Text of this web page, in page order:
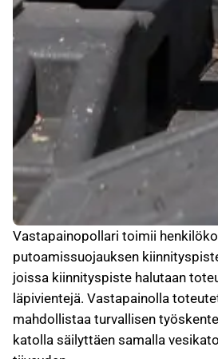
Vastapainopollari toimii
putoamissuojauksen
joissa kiinnityspiste halutaan
läpivientejä. Vastapainolla
mahdollistaa turvallisen
katolla säilyttäen samalla